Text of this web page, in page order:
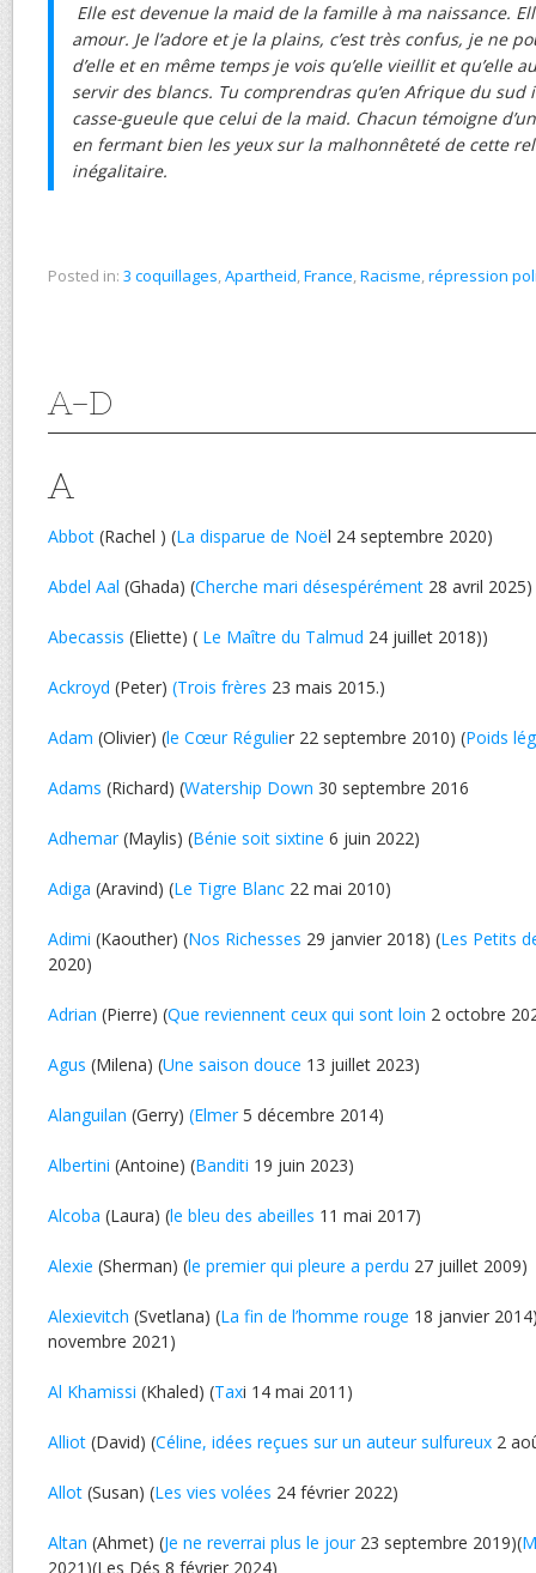
Elle est devenue la maid de la famille à ma naissance.
amour. Je l’adore et je la plains, c’est très confus, je ne
d’elle et en même temps je vois qu’elle vieillit et qu’elle
servir des blancs. Tu comprendras qu’en Afrique du sud
casse-gueule que celui de la maid. Chacun témoigne
en fermant bien les yeux sur la malhonnêteté de cette
inégalitaire.
Posted in: 3 coquillages,Apartheid,France,Racisme,répression
A-D
A
Abbot (Rachel ) (La disparue de Noël 24 septembre 2020)
Abdel Aal (Ghada) (Cherche mari désespérément 28 avril 2025)
Abecassis (Eliette) ( Le Maître du Talmud 24 juillet 2018))
Ackroyd (Peter) (Trois frères 23 mais 2015.)
Adam (Olivier) (le Cœur Régulier 22 septembre 2010) (Poids
Adams (Richard) (Watership Down 30 septembre 2016
Adhemar(Maylis) (Bénie soit sixtine 6 juin 2022)
Adiga (Aravind) (Le Tigre Blanc 22 mai 2010)
Adimi (Kaouther) (Nos Richesses 29 janvier 2018) (Les Petits
2020)
Adrian (Pierre) (Que reviennent ceux qui sont loin 2 octobre
Agus (Milena) (Une saison douce 13 juillet 2023)
Alanguilan (Gerry) (Elmer5 décembre 2014)
Albertini (Antoine) (Banditi 19 juin 2023)
Alcoba (Laura) (le bleu des abeilles 11 mai 2017)
Alexie (Sherman) (le premier qui pleure a perdu 27 juillet 2009)
Alexievitch (Svetlana) (La fin de l’homme rouge 18 janvier
novembre 2021)
Al Khamissi (Khaled) (Taxi 14 mai 2011)
Alliot (David) (Céline, idées reçues sur un auteur sulfureux 2
Allot (Susan) (Les vies volées 24 février 2022)
Altan (Ahmet) (Je ne reverrai plus le jour23 septembre 2019)(
2021)(Les Dés 8 février 2024)